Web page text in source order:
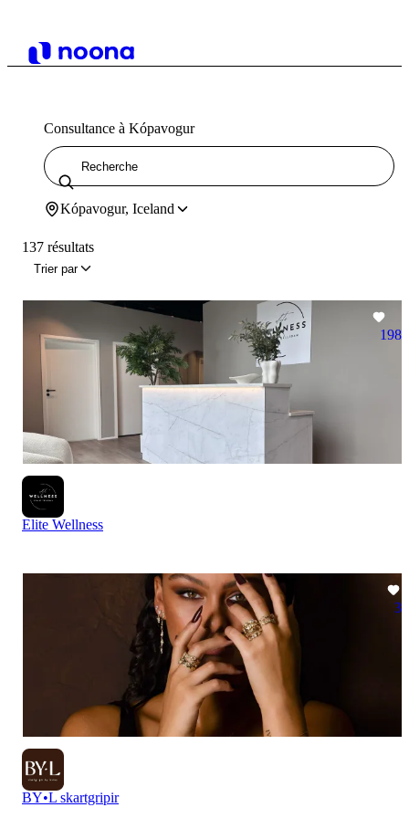
Consultance à Kópavogur
Kópavogur, Iceland
137 résultats
Trier par
198
Elite Wellness
3
BY•L skartgripir